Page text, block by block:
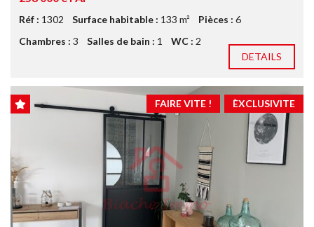
Réf : 1302 Surface habitable : 133 m² Pièces : 6
Chambres : 3 Salles de bain : 1 WC : 2
DETAILS
ÈXCLUSIVITE
FAIRE VITE !